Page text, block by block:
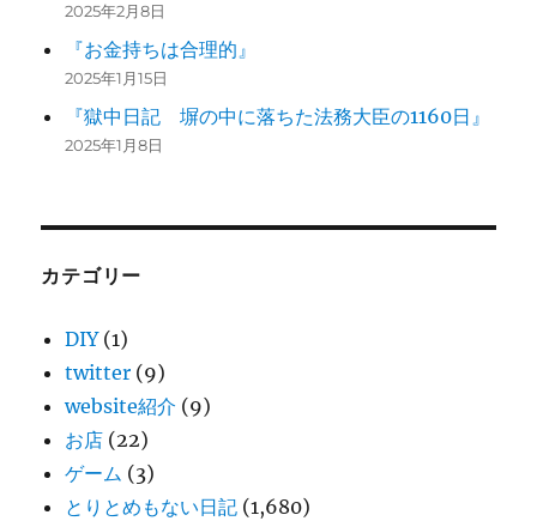
2025年2月8日
『お金持ちは合理的』
2025年1月15日
『獄中日記 塀の中に落ちた法務大臣の1160日』
2025年1月8日
カテゴリー
DIY(1)
twitter (9)
website紹介 (9)
お店 (22)
ゲーム (3)
とりとめもない日記 (1,680)